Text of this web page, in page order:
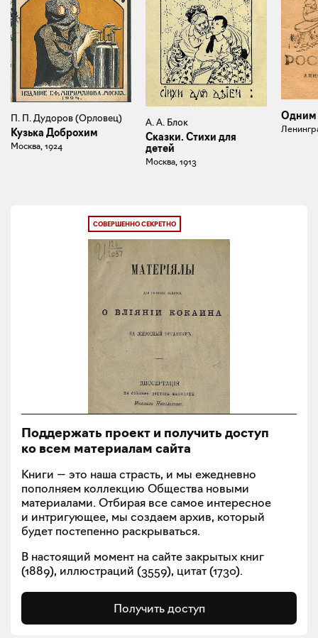
П. П. Дудоров (Орловец)
Кузька Доброхим
Москва, 1924
А. А. Блок
Сказки. Стихи для
детей
Москва, 1913
Одним
СОВЕРШЕННО СЕКРЕТНО
Поддержать проект и получить доступ
ко всем материалам сайта
Книги — это наша страсть, и мы ежедневно
пополняем коллекцию Общества новыми
материалами. Отбирая все самое интересное
и интригующее, мы создаем архив, который
будет постепенно раскрываться.
В настоящий момент на сайте закрытых книг
(1889), иллюстраций (3559), цитат (1730).
Получить доступ